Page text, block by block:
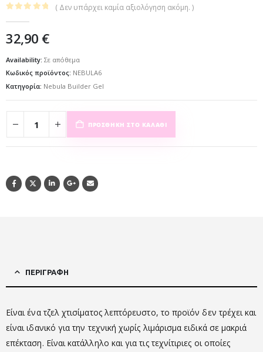
( Δεν υπάρχει καμία αξιολόγηση ακόμη. )
32,90 €
Availability: Σε απόθεμα
Κωδικός προϊόντος: NEBULA6
Κατηγορία: Nebula Builder Gel
ΠΡΟΣΘΉΚΗ ΣΤΟ ΚΑΛΆΘΙ
ΠΕΡΙΓΡΑΦΉ
Είναι ένα τζελ χτισίματος λεπτόρευστο, το προϊόν δεν τρέχει και
είναι ιδανικό για την τεχνική χωρίς λιμάρισμα ειδικά σε μακριά
επέκταση. Είναι κατάλληλο και για τις τεχνίτιριες οι οποίες